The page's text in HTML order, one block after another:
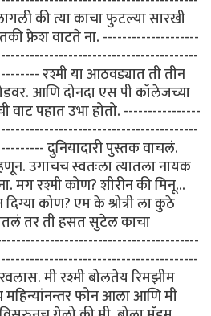
की त्या काचा फुटल्या सारखी
फ्रेश वाटते ना. --------------------
रश्मी या आठवड्यात ती तीन
आणि दोनदा एस पी कॉलेजच्या
वाट पहात उभा होतो. ----------------
दुनियादारी पुस्तक वाचलं.
उगाचच स्वतःला त्यातला नायक
मग रश्मी कोण? शीरीन की मिनू...
कोण? एम के श्रोत्री ला कुठे
तर ती हसत सुटेल काचा
मी रश्मी बोलतेय रिमझीम
महिन्यांनन्तर फोन आला आणि मी